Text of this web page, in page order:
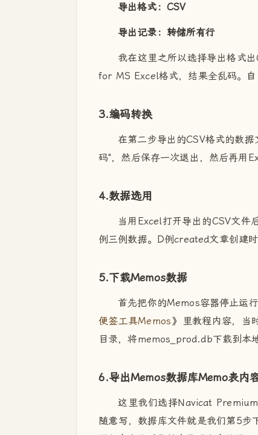
导出格式：CSV
导出记录：转储所有行
我在这里之所以选择导出格式
for MS Excel格式，结果全乱码。自
3.编码转换
在第二步导出的CSV格式的数
码"，然后保存一次退出，然后再用
4.数据选用
当用Excel打开导出的CSV文件
例三例数据。D例created文章创建
5.下载Memos数据
首先把你的Memos容器停止运
便签工具Memos》里教程内容，当
目录，将memos_prod.db下载到本
6.导出Memos数据库Memo表内
这里我们选择Navicat
随意写，数据库文件就是我们第5